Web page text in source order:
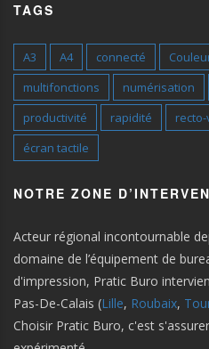
TAGS
A3 A4 connecté
multifonctions
numérisation
productivité
rapidité
écran tactile
NOTRE ZONE
Acteur régional incontournable
domaine de l’équipement de
d'impression, Pratic Buro
Pas-De-Calais (Lille, Roubaix,
Choisir Pratic Buro, c'est